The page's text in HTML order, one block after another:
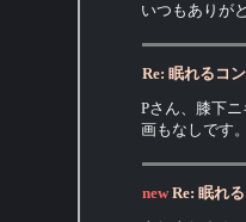
いつもありが
Re: 眠れるコ
Pさん、膝下
画もなしです
newRe: 眠れ